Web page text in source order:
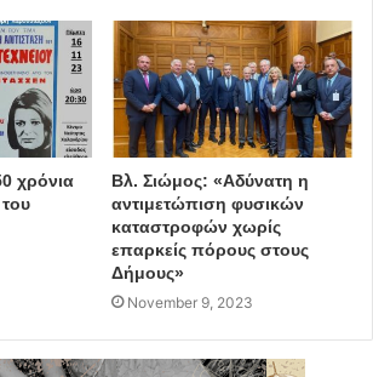
χρόνια
Βλ. Σιώμος: «Αδύνατη η
αντιμετώπιση φυσικών
καταστροφών χωρίς
επαρκείς πόρους στους
Δήμους»
November 9, 2023